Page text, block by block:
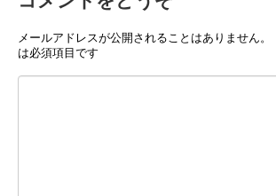
メールアドレスが公開されることはありません。
は必須項目です